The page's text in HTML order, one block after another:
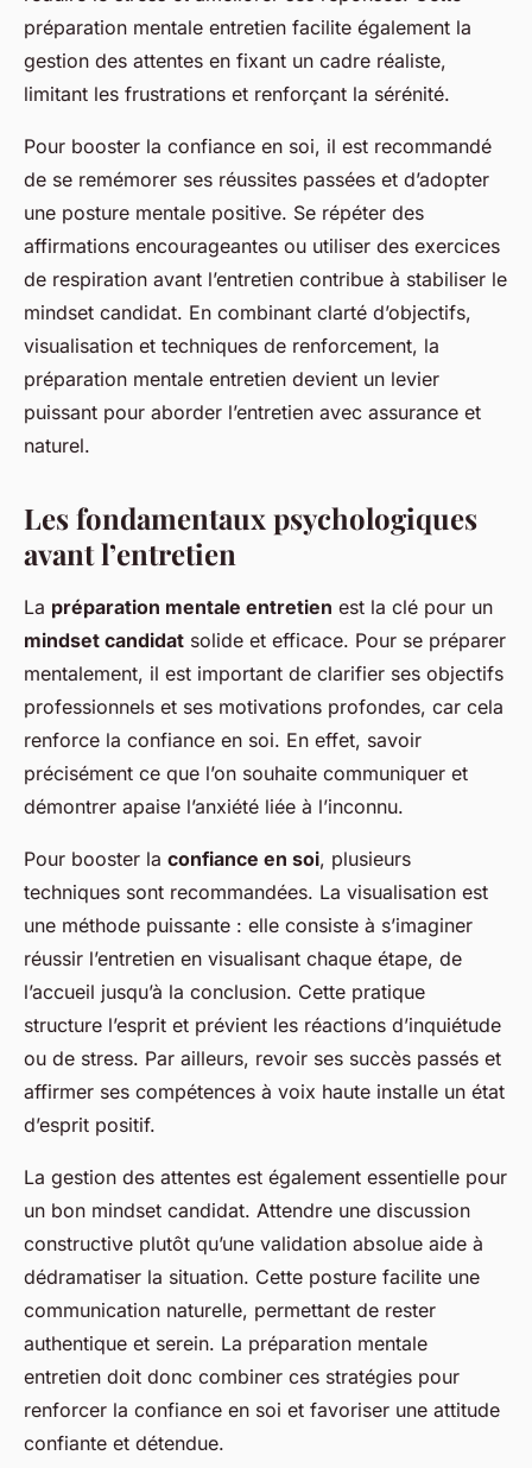
préparation mentale entretien facilite également la
gestion des attentes en fixant un cadre réaliste,
limitant les frustrations et renforçant la sérénité.
Pour booster la confiance en soi, il est recommandé
de se remémorer ses réussites passées et d’adopter
une posture mentale positive. Se répéter des
affirmations encourageantes ou utiliser des exercices
de respiration avant l’entretien contribue à stabiliser le
mindset candidat. En combinant clarté d’objectifs,
visualisation et techniques de renforcement, la
préparation mentale entretien devient un levier
puissant pour aborder l’entretien avec assurance et
naturel.
Les fondamentaux psychologiques
avant l’entretien
La préparation mentale entretien est la clé pour un
mindset candidat solide et efficace. Pour se préparer
mentalement, il est important de clarifier ses objectifs
professionnels et ses motivations profondes, car cela
renforce la confiance en soi. En effet, savoir
précisément ce que l’on souhaite communiquer et
démontrer apaise l’anxiété liée à l’inconnu.
Pour booster la confiance en soi, plusieurs
techniques sont recommandées. La visualisation est
une méthode puissante : elle consiste à s’imaginer
réussir l’entretien en visualisant chaque étape, de
l’accueil jusqu’à la conclusion. Cette pratique
structure l’esprit et prévient les réactions d’inquiétude
ou de stress. Par ailleurs, revoir ses succès passés et
affirmer ses compétences à voix haute installe un état
d’esprit positif.
La gestion des attentes est également essentielle pour
un bon mindset candidat. Attendre une discussion
constructive plutôt qu’une validation absolue aide à
dédramatiser la situation. Cette posture facilite une
communication naturelle, permettant de rester
authentique et serein. La préparation mentale
entretien doit donc combiner ces stratégies pour
renforcer la confiance en soi et favoriser une attitude
confiante et détendue.